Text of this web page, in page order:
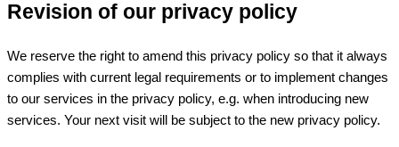
Revision of our privacy policy
We reserve the right to amend this privacy policy so that it always
complies with current legal requirements or to implement changes
to our services in the privacy policy, e.g. when introducing new
services. Your next visit will be subject to the new privacy policy.